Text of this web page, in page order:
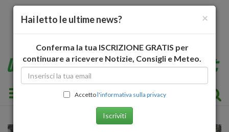
Toggle navigation
×
Hai letto le ultime news?
Conferma la tua ISCRIZIONE GRATIS per
continuare a ricevere Notizie, Consigli e Meteo.
Accettol'informativa sulla privacy
Iscriviti